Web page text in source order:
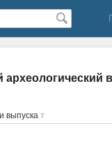
археологический
выпуска 7